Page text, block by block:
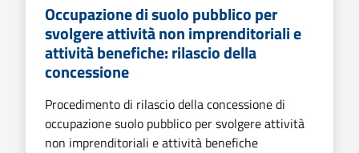
Occupazione di suolo pubblico per
svolgere attività non imprenditoriali e
attività benefiche: rilascio della
concessione
Procedimento di rilascio della concessione di
occupazione suolo pubblico per svolgere attività
non imprenditoriali e attività benefiche